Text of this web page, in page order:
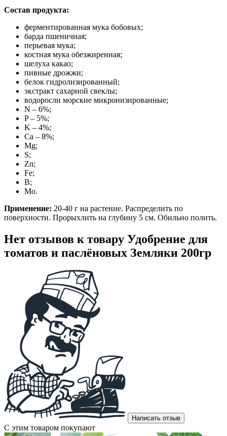
Состав продукта:
ферментированная мука бобовых;
барда пшеничная;
перьевая мука;
костная мука обезжиренная;
шелуха какао;
пивные дрожжи;
белок гидролизированный;
экстракт сахарной свеклы;
водоросли морские микронизированные;
N – 6%;
P – 5%;
K – 4%;
Ca – 8%;
Mg;
S;
Zn;
Fe;
B;
Mo.
Применение: 20-40 г на растение. Распределить по
поверхности. Прорыхлить на глубину 5 см. Обильно полить.
Нет отзывов к товару Удобрение для
томатов и паслёновых Земляки 200гр
Написать отзыв
С этим товаром покупают